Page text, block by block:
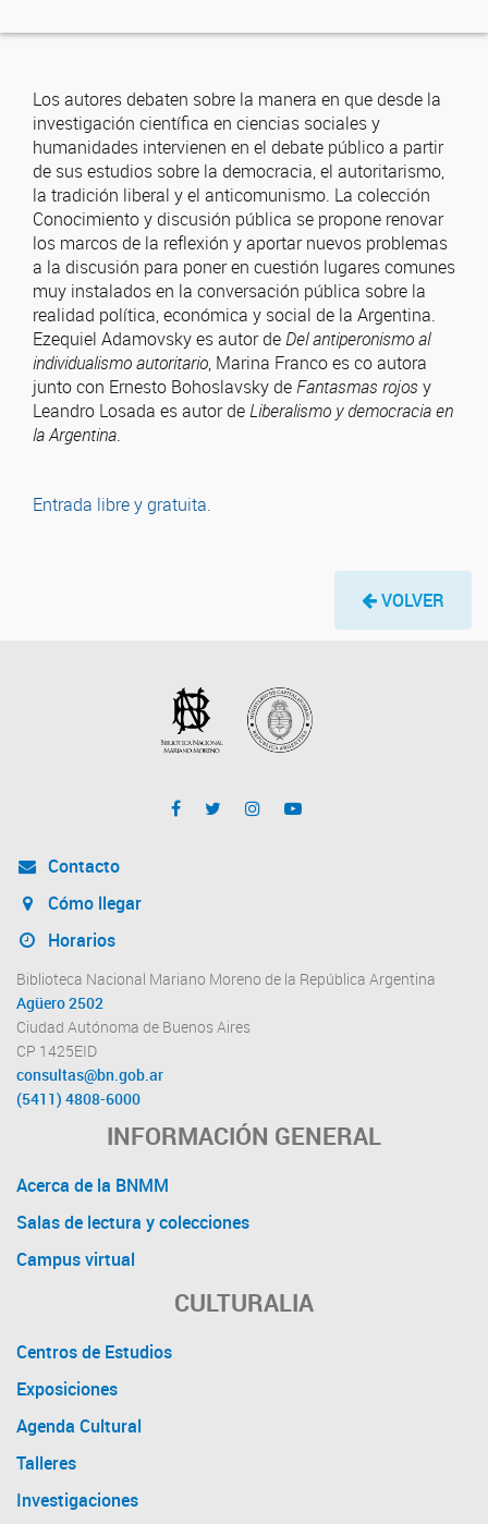
Los autores debaten sobre la manera en que desde la
investigación científica en ciencias sociales y
humanidades intervienen en el debate público a partir
de sus estudios sobre la democracia, el autoritarismo,
la tradición liberal y el anticomunismo. La colección
Conocimiento y discusión pública se propone renovar
los marcos de la reflexión y aportar nuevos problemas
a la discusión para poner en cuestión lugares comunes
muy instalados en la conversación pública sobre la
realidad política, económica y social de la Argentina.
Ezequiel Adamovsky es autor deDel antiperonismo al
individualismo autoritario, Marina Franco es co autora
junto con Ernesto Bohoslavsky deFantasmas rojosy
Leandro Losada es autor deLiberalismo y democracia en
la Argentina.
Entrada libre y gratuita.
VOLVER
Contacto
Cómo llegar
Horarios
Biblioteca Nacional Mariano Moreno de la República Argentina
Agüero 2502
Ciudad Autónoma de Buenos Aires
CP 1425EID
consultas@bn.gob.ar
(5411) 4808-6000
INFORMACIÓN GENERAL
Acerca de la BNMM
Salas de lectura y colecciones
Campus virtual
CULTURALIA
Centros de Estudios
Exposiciones
Agenda Cultural
Talleres
Investigaciones